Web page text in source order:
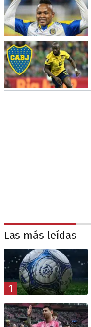
Las más leídas
1